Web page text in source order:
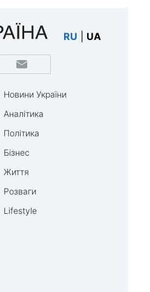
RU UA
Новини України
Аналітика
Політика
Бізнес
Життя
Розваги
Lifestyle